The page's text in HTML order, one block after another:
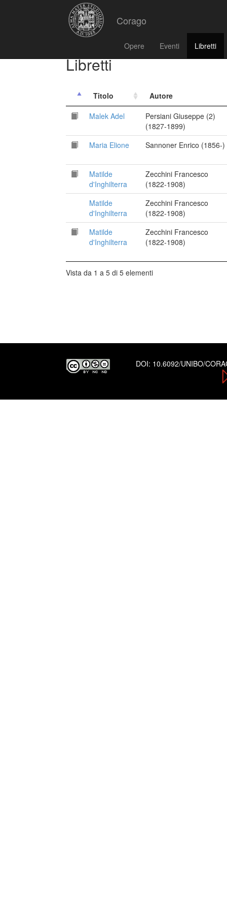
Corago
Opere Eventi Libretti
Libretti
Titolo
Autore
Malek Adel
Persiani Giuseppe (2)
(1827-1899)
Maria Elione
Sannoner Enrico (1856-)
Matilde
d'Inghilterra
Zecchini Francesco
(1822-1908)
Matilde
d'Inghilterra
Zecchini Francesco
(1822-1908)
Matilde
d'Inghilterra
Zecchini Francesco
(1822-1908)
Vista da 1 a 5 di 5 elementi
DOI: 10.6092/UNIBO/